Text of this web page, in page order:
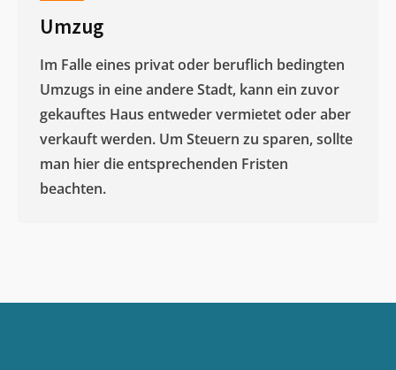
Umzug
Im Falle eines privat oder beruflich bedingten
Umzugs in eine andere Stadt, kann ein zuvor
gekauftes Haus entweder vermietet oder aber
verkauft werden. Um Steuern zu sparen, sollte
man hier die entsprechenden Fristen
beachten.